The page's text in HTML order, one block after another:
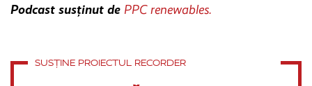
Podcast susținut de PPC renewables.
SUSȚINE PROIECTUL RECORDER